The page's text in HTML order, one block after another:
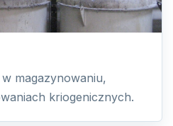
magazynowaniu,
kriogenicznych.